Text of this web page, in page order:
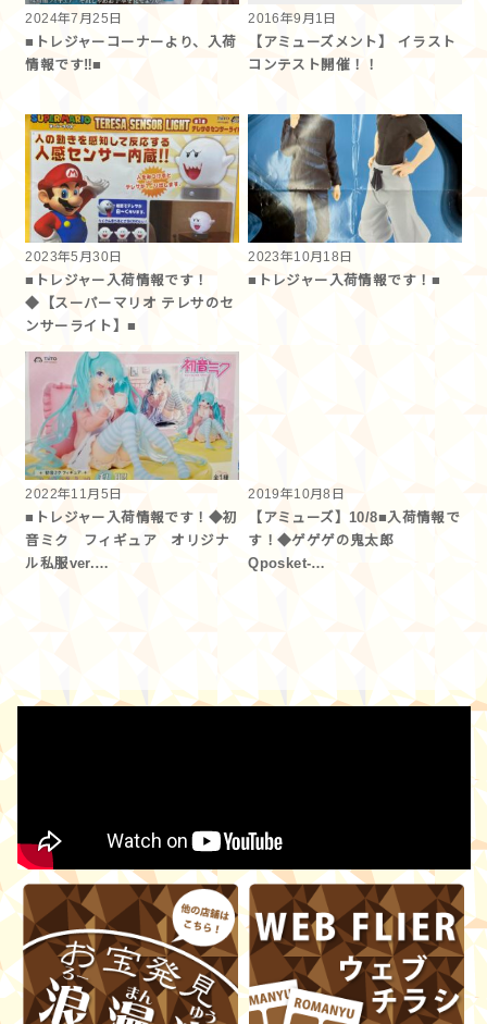
2024年7月25日
■トレジャーコーナーより、入荷
情報です‼■
2016年9月1日
【アミューズメント】 イラスト
コンテスト開催！！
2023年5月30日
■トレジャー入荷情報です！
◆【スーパーマリオ テレサのセ
ンサーライト】■
2023年10月18日
■トレジャー入荷情報です！■
2022年11月5日
■トレジャー入荷情報です！◆初
音ミク フィギュア オリジナ
ル私服ver.…
2019年10月8日
【アミューズ】10/8■入荷情報で
す！◆ゲゲゲの鬼太郎
Qposket-…